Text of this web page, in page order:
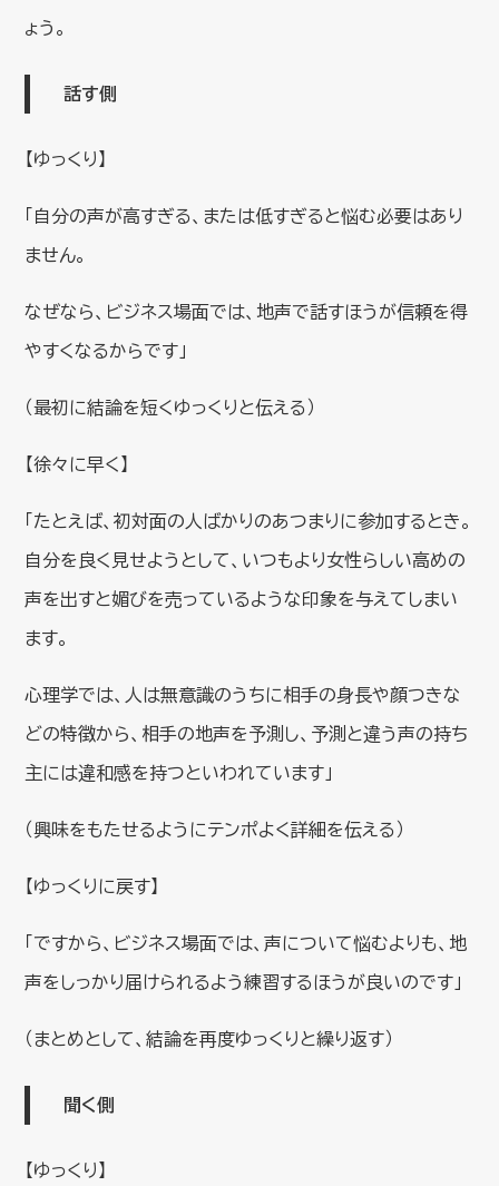
ょう。
話す側
【ゆっくり】
「自分の声が高すぎる、または低すぎると悩む必要はあり
ません。
なぜなら、ビジネス場面では、地声で話すほうが信頼を得
やすくなるからです」
（最初に結論を短くゆっくりと伝える）
【徐々に早く】
「たとえば、初対面の人ばかりのあつまりに参加するとき。
自分を良く見せようとして、いつもより女性らしい高めの
声を出すと媚びを売っているような印象を与えてしまい
ます。
心理学では、人は無意識のうちに相手の身長や顔つきな
どの特徴から、相手の地声を予測し、予測と違う声の持ち
主には違和感を持つといわれています」
（興味をもたせるようにテンポよく詳細を伝える）
【ゆっくりに戻す】
「ですから、ビジネス場面では、声について悩むよりも、地
声をしっかり届けられるよう練習するほうが良いのです」
（まとめとして、結論を再度ゆっくりと繰り返す）
聞く側
【ゆっくり】